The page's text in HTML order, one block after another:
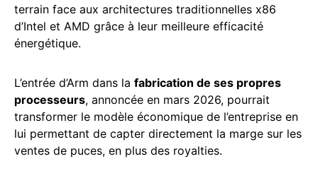
terrain face aux architectures traditionnelles x86
d’Intel et AMD grâce à leur meilleure efficacité
énergétique.
L’entrée d’Arm dans la fabrication de ses propres
processeurs, annoncée en mars 2026, pourrait
transformer le modèle économique de l’entreprise en
lui permettant de capter directement la marge sur les
ventes de puces, en plus des royalties.